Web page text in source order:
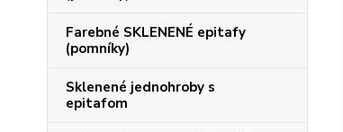
Farebné SKLENENÉ epitafy
(pomníky)
Sklenené jednohroby s
epitafom